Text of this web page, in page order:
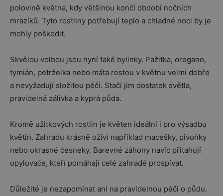
polovině května, kdy většinou končí období nočních
mrazíků. Tyto rostliny potřebují teplo a chladné noci by je
mohly poškodit.
Skvělou volbou jsou nyní také bylinky. Pažitka, oregano,
tymián, petrželka nebo máta rostou v květnu velmi dobře
a nevyžadují složitou péči. Stačí jim dostatek světla,
pravidelná zálivka a kyprá půda.
Kromě užitkových rostlin je květen ideální i pro výsadbu
květin. Zahradu krásně oživí například macešky, pivoňky
nebo okrasné česneky. Barevné záhony navíc přitahují
opylovače, kteří pomáhají celé zahradě prospívat.
Důležité je nezapomínat ani na pravidelnou péči o půdu.